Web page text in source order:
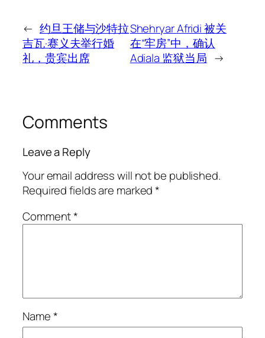
← 约旦王储与沙特拉
吉瓦·赛义夫举行婚
礼，贵宾出席
Shehryar Afridi 被关
在“牢房”中，确认
Adiala 监狱当局 →
Comments
Leave a Reply
Your email address will not be published.
Required fields are marked*
Comment*
Name*